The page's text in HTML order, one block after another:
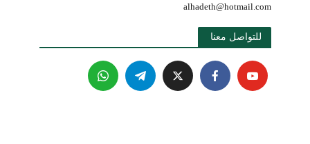
alhadeth@hotmail.com
للتواصل معنا